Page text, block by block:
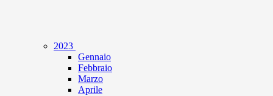
2023
Gennaio
Febbraio
Marzo
Aprile